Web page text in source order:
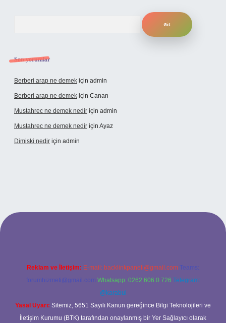
Son yorumlar
Berberi arap ne demek için admin
Berberi arap ne demek için Canan
Mustahrec ne demek nedir için admin
Mustahrec ne demek nedir için Ayaz
Dimiski nedir için admin
tulipbett.net/
Reklam ve İletişim: E-mail: backlinkpaneli@gmail.com Teams:
forumhizmeti@gmail.com Whatsapp: 0262 606 0 726 Telegram:
@karabul
Yasal Uyarı: Sitemiz, 5651 Sayılı Kanun gereğince Bilgi Teknolojileri ve
İletişim Kurumu (BTK) tarafından onaylanmış bir Yer Sağlayıcı olarak